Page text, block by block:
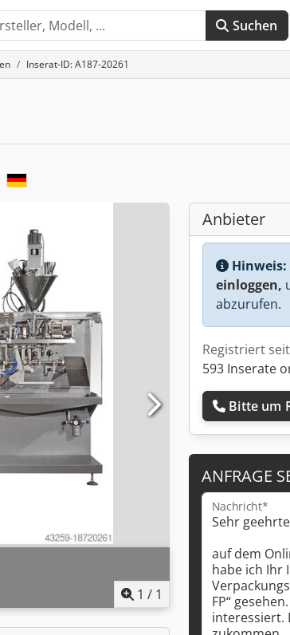
Suchen
Inserat-ID: A187-20261
1 / 1
Anbieter
Hinweis:
einloggen,
abzurufen.
Registriert
593 Inserate
Bitte um
ANFRAGE
Nachricht*